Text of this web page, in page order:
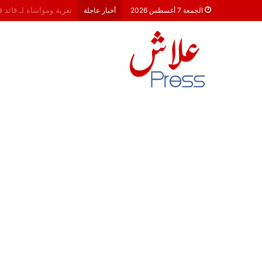
الجمعة 7 أغسطس 2026 أخبار عاجلة هشام جناح: من تألق